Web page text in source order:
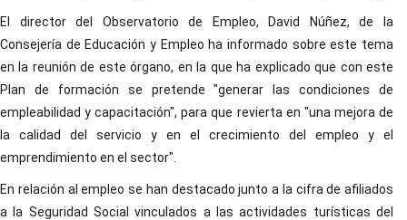
El director del Observatorio de Empleo, David Núñez, de la
Consejería de Educación y Empleo ha informado sobre este tema
en la reunión de este órgano, en la que ha explicado que con este
Plan de formación se pretende "generar las condiciones de
empleabilidad y capacitación", para que revierta en "una mejora de
la calidad del servicio y en el crecimiento del empleo y el
emprendimiento en el sector".
En relación al empleo se han destacado junto a la cifra de afiliados
a la Seguridad Social vinculados a las actividades turísticas del